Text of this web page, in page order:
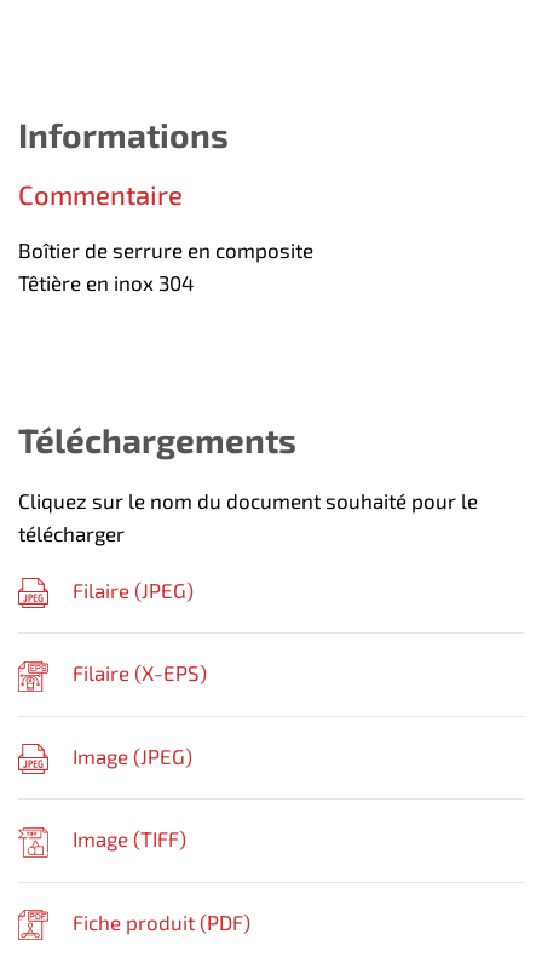
Informations
Commentaire
Boîtier de serrure en composite
Têtière en inox 304
Téléchargements
Cliquez sur le nom du document souhaité pour le
télécharger
Filaire (JPEG)
Filaire (X-EPS)
Image (JPEG)
Image (TIFF)
Fiche produit (PDF)